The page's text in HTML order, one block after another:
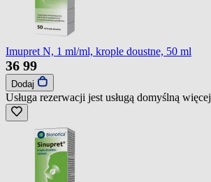
Imupret N, 1 ml/ml, krople doustne, 50 ml
36 99
Dodaj
Usługa rezerwacji jest usługą domyślną więcej